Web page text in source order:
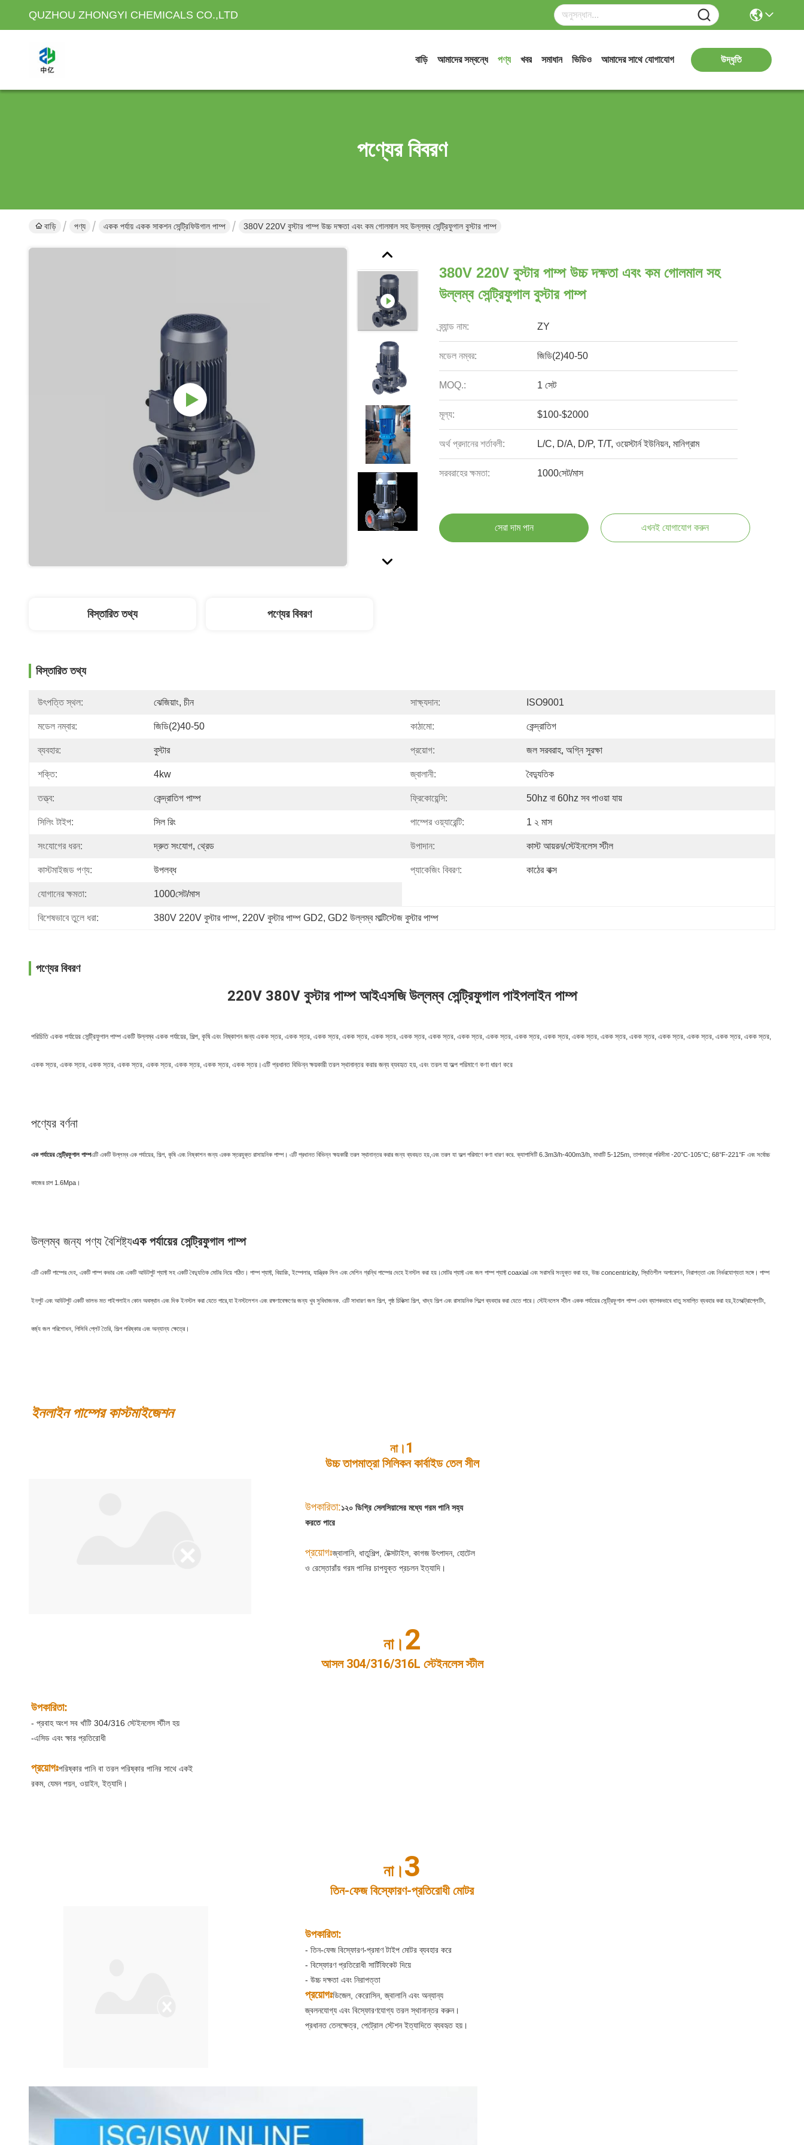
QUZHOU ZHONGYI CHEMICALS CO.,LTD
বাড়ি আমাদের সম্বন্ধে পণ্য খবর সমাধান ভিডিও আমাদের সাথে যোগাযোগ উদ্ধৃতি
পণ্যের বিবরণ
বাড়ি পণ্য একক পর্যায় একক সাকশন সেন্ট্রিফিউগাল পাম্প 380V 220V বুস্টার পাম্প উচ্চ দক্ষতা এবং কম গোলমাল সহ উল্লম্ব সেন্ট্রিফুগাল বুস্টার পাম্প
380V 220V বুস্টার পাম্প উচ্চ দক্ষতা এবং কম গোলমাল সহ
উল্লম্ব সেন্ট্রিফুগাল বুস্টার পাম্প
ব্র্যান্ড নাম: ZY
মডেল নম্বর: জিডি(2)40-50
MOQ.: 1 সেট
মূল্য: $100-$2000
অর্থ প্রদানের শর্তাবলী: L/C, D/A, D/P, T/T, ওয়েস্টার্ন ইউনিয়ন, মানিগ্রাম
সরবরাহের ক্ষমতা: 1000সেট/মাস
সেরা দাম পান এখনই যোগাযোগ করুন
বিস্তারিত তথ্য পণ্যের বিবরণ
বিস্তারিত তথ্য
উৎপত্তি স্থল: ঝেজিয়াং, চীন সাক্ষ্যদান: ISO9001
মডেল নম্বার: জিডি(2)40-50 কাঠামো: কেন্দ্রাতিগ
ব্যবহার: বুস্টার প্রয়োগ: জল সরবরাহ, অগ্নি সুরক্ষা
শক্তি: 4kw জ্বালানী: বৈদ্যুতিক
তত্ত্ব: কেন্দ্রাতিগ পাম্প ফ্রিকোয়েন্সি: 50hz বা 60hz সব পাওয়া যায়
সিলিং টাইপ: সিল রিং পাম্পের ওয়্যারেন্টি: 1 ২ মাস
সংযোগের ধরন: দ্রুত সংযোগ, থ্রেড উপাদান: কাস্ট আয়রন/স্টেইনলেস স্টীল
কাস্টমাইজড পণ্য: উপলব্ধ প্যাকেজিং বিবরণ: কাঠের বাক্স
যোগানের ক্ষমতা: 1000সেট/মাস
বিশেষভাবে তুলে ধরা: 380V 220V বুস্টার পাম্প, 220V বুস্টার পাম্প GD2, GD2 উল্লম্ব মাল্টিস্টেজ বুস্টার পাম্প
পণ্যের বিবরণ
220V 380V বুস্টার পাম্প আইএসজি উল্লম্ব সেন্ট্রিফুগাল পাইপলাইন পাম্প
পরিচিতি একক পর্যায়ের সেন্ট্রিফুগাল পাম্প একটি উল্লম্ব একক পর্যায়ের, শিল্প, কৃষি এবং নিষ্কাশন জন্য একক স্তর, একক স্তর, একক স্তর, একক স্তর, একক স্তর, একক স্তর, একক স্তর, একক স্তর, একক স্তর, একক স্তর, একক স্তর, একক স্তর, একক স্তর, একক স্তর, একক স্তর, একক স্তর, একক স্তর, একক স্তর,
একক স্তর, একক স্তর, একক স্তর, একক স্তর, একক স্তর, একক স্তর, একক স্তর, একক স্তর।এটি প্রধানত বিভিন্ন ক্ষয়কারী তরল স্থানান্তর করার জন্য ব্যবহৃত হয়, এবং তরল যা অল্প পরিমাণে কণা ধারণ করে
পণ্যের বর্ণনা
এক পর্যায়ের সেন্ট্রিফুগাল পাম্পএটি একটি উল্লম্ব এক পর্যায়ের, শিল্প, কৃষি এবং নিষ্কাশন জন্য একক স্তরযুক্ত রাসায়নিক পাম্প। এটি প্রধানত বিভিন্ন ক্ষয়কারী তরল স্থানান্তর করার জন্য ব্যবহৃত হয়,এবং তরল যা অল্প পরিমাণে কণা ধারণ করে. ক্যাপাসিটি 6.3m3/h-400m3/h, মাথাটি 5-125m, তাপমাত্রা পরিসীমা -20°C-105°C; 68°F-221°F এবং সর্বোচ্চ
কাজের চাপ 1.6Mpa।
উল্লম্ব জন্য পণ্য বৈশিষ্ট্যএক পর্যায়ের সেন্ট্রিফুগাল পাম্প
এটি একটি পাম্পের দেহ, একটি পাম্প কভার এবং একটি আউটপুট শ্যাফ্ট সহ একটি বৈদ্যুতিক মোটর নিয়ে গঠিত। পাম্প শ্যাফ্ট, বিয়ারিং, ইম্পেলার, যান্ত্রিক সিল এবং মেশিন গ্রন্থি পাম্পের দেহে ইনস্টল করা হয়।মোটর শ্যাফ্ট এবং জল পাম্প শ্যাফ্ট coaxial এবং সরাসরি সংযুক্ত করা হয়, উচ্চ concentricity, স্থিতিশীল অপারেশন, নিরাপত্তা এবং নির্ভরযোগ্যতা সঙ্গে। পাম্প
ইনপুট এবং আউটপুট একটি ভালভ মত পাইপলাইন কোন অবস্থান এবং দিক ইনস্টল করা যেতে পারে,যা ইনস্টলেশন এবং রক্ষণাবেক্ষণের জন্য খুব সুবিধাজনক. এটি সাধারণ জল শিল্প, পৃষ্ঠ চিকিত্সা শিল্প, খাদ্য শিল্প এবং রাসায়নিক শিল্পে ব্যবহার করা যেতে পারে। স্টেইনলেস স্টীল একক পর্যায়ের সেন্ট্রিফুগাল পাম্প এখন ব্যাপকভাবে ধাতু সমাপ্তি ব্যবহার করা হয়,ইলেক্ট্রোপ্লেটিং,
বর্জ্য জল পরিশোধন, পিসিবি প্লেট তৈরি, শিল্প পরিষ্কার এবং অন্যান্য ক্ষেত্রে।
ইনলাইন পাম্পের কাস্টমাইজেশন
না। 1
উচ্চ তাপমাত্রা সিলিকন কার্বাইড তেল সীল
উপকারিতা:১২০ ডিগ্রি সেলসিয়াসের মধ্যে গরম পানি সহ্য
করতে পারে
প্রয়োগঃজ্বালানি, ধাতুশিল্প, টেক্সটাইল, কাগজ উৎপাদন, হোটেল
ও রেস্তোরাঁয় গরম পানির চাপযুক্ত প্রচলন ইত্যাদি।
না। 2
আসল 304/316/316L স্টেইনলেস স্টীল
উপকারিতা:
- প্রবাহ অংশ সব খাঁটি 304/316 স্টেইনলেস স্টীল হয়
-এসিড এবং ক্ষার প্রতিরোধী
প্রয়োগঃপরিষ্কার পানি বা তরল পরিষ্কার পানির সাথে একই
রকম, যেমন পয়ন, ওয়াইন, ইত্যাদি।
না। 3
তিন-ফেজ বিস্ফোরণ-প্রতিরোধী মোটর
উপকারিতা:
- তিন-ফেজ বিস্ফোরণ-প্রমাণ টাইপ মোটর ব্যবহার করে
- বিস্ফোরণ প্রতিরোধী সার্টিফিকেট দিয়ে
- উচ্চ দক্ষতা এবং নিরাপত্তা
প্রয়োগঃডিজেল, কেরোসিন, জ্বালানি এবং অন্যান্য
জ্বলনযোগ্য এবং বিস্ফোরণযোগ্য তরল স্থানান্তর করুন।
প্রধানত তেলক্ষেত্র, পেট্রোল স্টেশন ইত্যাদিতে ব্যবহৃত হয়।